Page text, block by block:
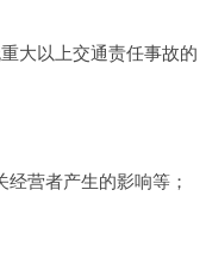
大以上交通责任事故的
营者产生的影响等；